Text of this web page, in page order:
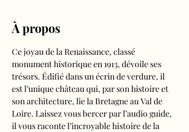
À propos
Ce joyau de la Renaissance, classé
monument historique en 1913, dévoile ses
trésors. Édifié dans un écrin de verdure, il
est l’unique château qui, par son histoire et
son architecture, lie la Bretagne au Val de
Loire. Laissez vous bercer par l’audio guide,
il vous raconte l’incroyable histoire de la